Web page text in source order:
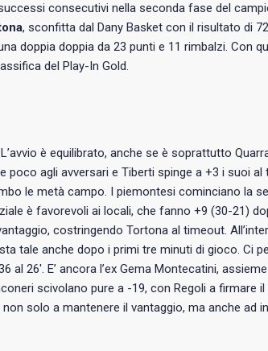
consecutivi nella seconda fase del
, sconfitta dal Dany Basket con il risultato di
doppia doppia da 23 punti e 11 rimbalzi. Con
del Play-In Gold.
è equilibrato, anche se è soprattutto
agli avversari e Tiberti spinge a +3 i suoi al
le metà campo. I piemontesi cominciano la
è favorevoli ai locali, che fanno +9 (30-21)
costringendo Tortona al timeout.
tale anche dopo i primi tre minuti di gioco. Ci
26′. E’ ancora l’ex Gema Montecatini,
scivolano pure a -19, con Regoli a firmare
solo a mantenere il vantaggio, ma anche ad